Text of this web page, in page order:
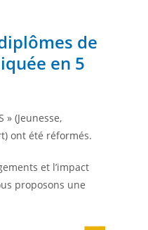
de
en 5
» (Jeunesse,
ont été réformés.
et l’impact
proposons une